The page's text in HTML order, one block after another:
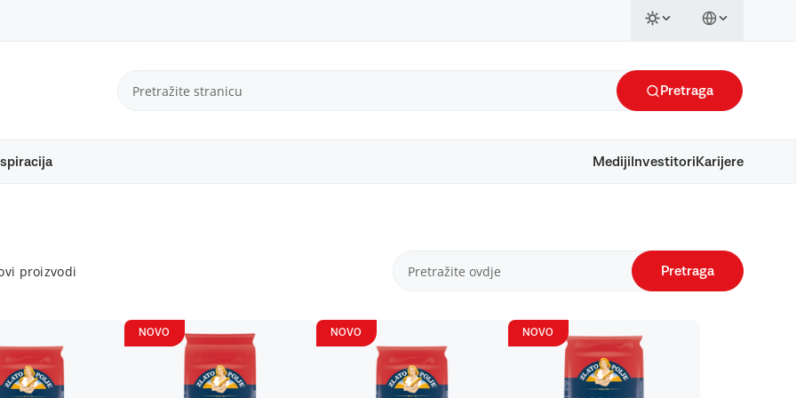
Pretraga
Mediji Investitori Karijere
proizvodi Pretraga
NOVO NOVO NOVO